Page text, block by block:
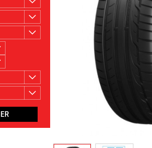
ROULAGE À PLAT